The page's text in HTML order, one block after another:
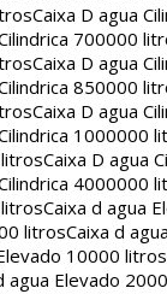
Caixa D agua
700000
Caixa D agua
850000
Caixa D agua
1000000
Caixa D agua
4000000
Caixa d agua
litrosCaixa d
10000 litros
agua Elevado